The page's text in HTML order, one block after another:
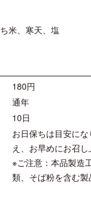
米、寒天、塩
180円
通年
10日
お日保ちは目安に
え、お早めにお召し
※ご注意：本品製造
類、そば粉を含む製